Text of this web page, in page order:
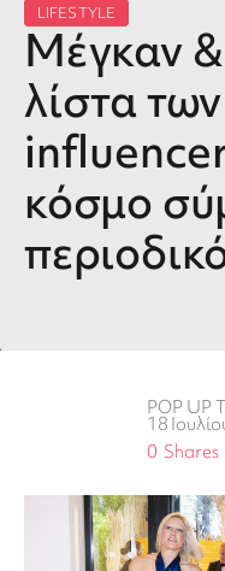
LIFESTYLE
Μέγκαν
λίστα
κόσμο
POP UP
18
Shares
0